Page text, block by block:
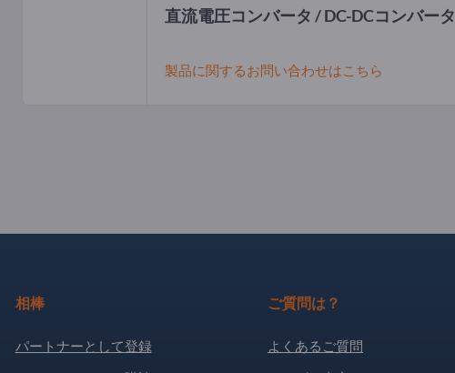
直流電圧コンバータ / DC-DCコンバータ
製品に関するお問い合わせはこちら
相棒
パートナーとして登録
ご質問は？
よくあるご質問